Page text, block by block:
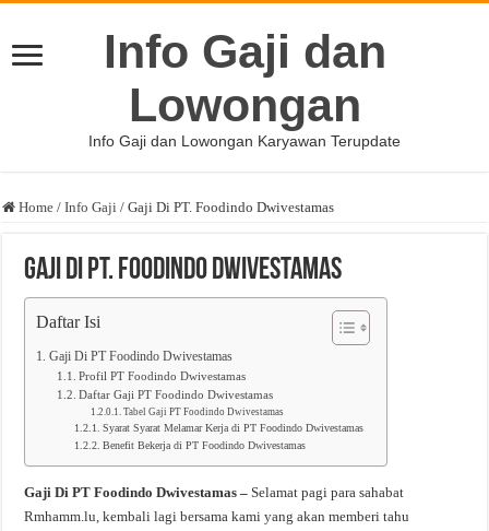
Info Gaji dan
Lowongan
Info Gaji dan Lowongan Karyawan Terupdate
Home / Info Gaji / Gaji Di PT. Foodindo Dwivestamas
Gaji Di PT. Foodindo Dwivestamas
Daftar Isi
Gaji Di PT Foodindo Dwivestamas
Profil PT Foodindo Dwivestamas
Daftar Gaji PT Foodindo Dwivestamas
Tabel Gaji PT Foodindo Dwivestamas
Syarat Syarat Melamar Kerja di PT Foodindo Dwivestamas
Benefit Bekerja di PT Foodindo Dwivestamas
Gaji Di PT Foodindo Dwivestamas –Selamat pagi para sahabat
Rmhamm.lu, kembali lagi bersama kami yang akan memberi tahu